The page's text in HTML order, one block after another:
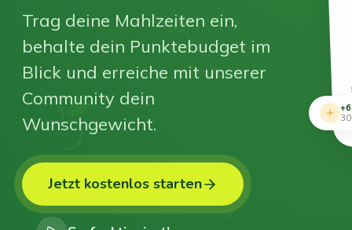
Trag deine Mahlzeiten ein,
behalte dein Punktebudget im
Blick und erreiche mit unserer
Community dein
Wunschgewicht.
Jetzt kostenlos starten